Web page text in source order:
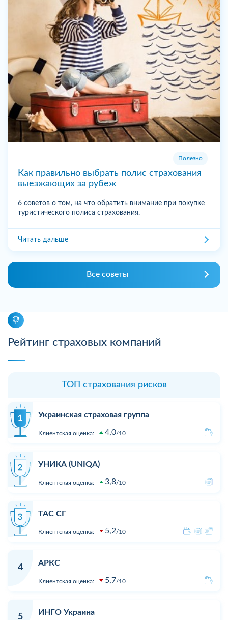
Полезно
Как правильно выбрать полис страхования
выезжающих за рубеж
6 советов о том, на что обратить внимание при покупке
туристического полиса страхования.
Читать дальше
Все советы
Рейтинг страховых компаний
ТОП страхования рисков
Украинская страховая группа
Клиентская оценка: 4,0 10
УНИКА (UNIQA)
Клиентская оценка: 3,8 10
ТАС СГ
Клиентская оценка: 5,2 10
4
АРКС
Клиентская оценка: 5,7 10
5
ИНГО Украина